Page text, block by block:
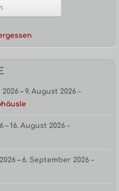
2026 – 9. August 2026 –
– 16. August 2026 –
– 6. September 2026 –